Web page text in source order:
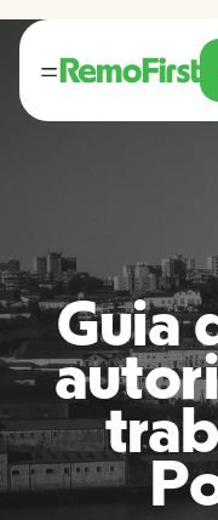
Guia